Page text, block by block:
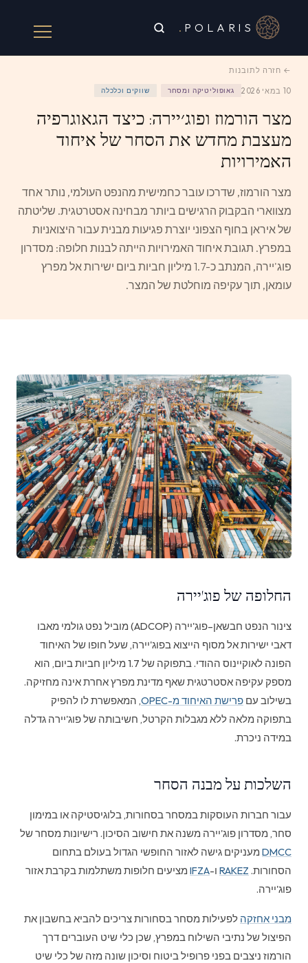
POLARIS
.
← חזרה לתובנות
10 במאי 2026 גאופוליטיקה ומסחר שווקים וכלכלה
מצר הורמוז ופוג׳יירה: כיצד הגאוגרפיה
מעצבת מחדש את הסחר של איחוד
האמירויות
מצר הורמוז, שדרכו עובר כחמישית מהנפט העולמי, נותר אחד
מצווארי הבקבוק הרגישים ביותר מבחינה אסטרטגית. שליטתה
של איראן בחוף הצפוני יוצרת פגיעות מבנית עבור היצואניות
במפרץ. תגובת איחוד האמירויות הייתה לבנות חלופה: מסדרון
פוג'יירה, המנתב כ-1.7 מיליון חביות ביום ישירות אל מפרץ
עומאן, תוך עקיפה מוחלטת של המצר.
החלופה של פוג'יירה
צינור הנפט חבשאן–פוג'יירה (ADCOP) מוביל נפט גולמי מאבו
דאבי ישירות אל מסוף הייצוא בפוג'יירה, שעל חופו של האיחוד
הפונה לאוקיינוס ההודי. בתפוקה של 1.7 מיליון חביות ביום, הוא
מספק עקיפה אסטרטגית שאף מדינת מפרץ אחרת אינה מחזיקה.
בשילוב עם פרישת האיחוד מ-OPEC
, המאפשרת לו להפיק
בתפוקה מלאה ללא מגבלות הקרטל, חשיבותה של פוג'יירה גדלה
במידה ניכרת.
השלכות על מבנה הסחר
עבור חברות העוסקות במסחר בסחורות, בלוגיסטיקה או במימון
סחר, מסדרון פוג'יירה משנה את חישוב הסיכון. רישיונות מסחר של
DMCC מעניקים גישה לאזור החופשי הגדול בעולם בתחום
הסחורות. RAKEZ ו-IFZA מציעים חלופות משתלמות בקרבת אזור
פוג'יירה.
מבני אחזקה לפעילות מסחר בסחורות צריכים להביא בחשבון את
הפיצול של נתיבי השילוח במפרץ, שכן כלי שיט העוברים דרך
הורמוז ניצבים בפני פרופיל ביטוח וסיכון שונה מזה של כלי שיט